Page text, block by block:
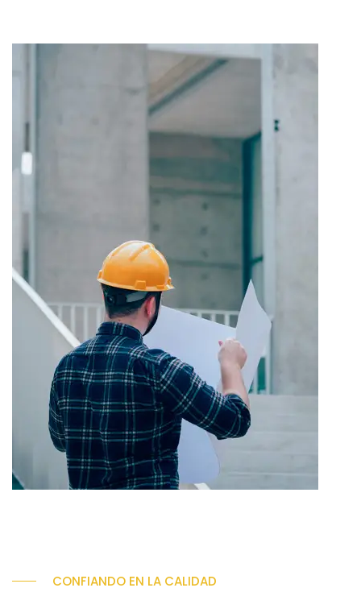
CONFIANDO EN LA CALIDAD